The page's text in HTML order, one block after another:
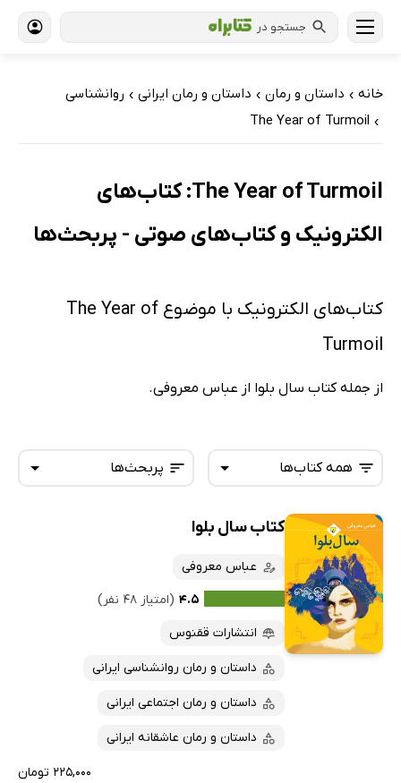
جستجو در
خانه › داستان و رمان › داستان و رمان ایرانی › روانشناسی
›
The Year of Turmoil
The Year of Turmoil: کتاب‌های
الکترونیک و کتاب‌های صوتی - پربحث‌ها
کتاب‌های الکترونیک با موضوع The Year of
Turmoil
از جمله کتاب سال بلوا از عباس معروفی.
پربحث‌ها
پرفروش‌ها
پربحث‌ها
ارزان ترین‌ها
همه کتاب‌ها
همه کتاب‌ها
کتاب‌های صوتی
کتاب‌های متنی
کتاب سال بلوا
عباس معروفی
۴.۵ (امتیاز ۴۸ نفر)
انتشارات ققنوس
داستان و رمان روانشناسی ایرانی
داستان و رمان اجتماعی ایرانی
داستان و رمان عاشقانه ایرانی
۲۲۵,۰۰۰ تومان